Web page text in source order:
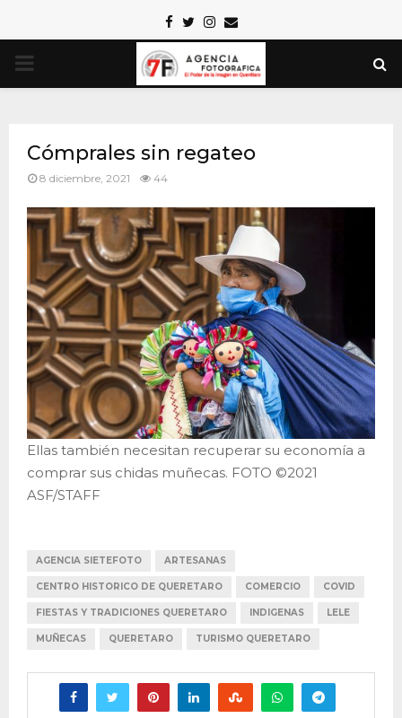
Facebook
TwitterInstagram
Email
PRIMARY
Cómprales sin regateo
8 diciembre, 2021 44
Ellas también necesitan recuperar su economía a
comprar sus chidas muñecas. FOTO ©2021
ASF/STAFF
AGENCIA SIETEFOTO ARTESANAS
CENTRO HISTORICO DE QUERETARO COMERCIO COVID
FIESTAS Y TRADICIONES QUERETARO INDIGENAS LELE
MUÑECAS QUERETARO TURISMO QUERETARO